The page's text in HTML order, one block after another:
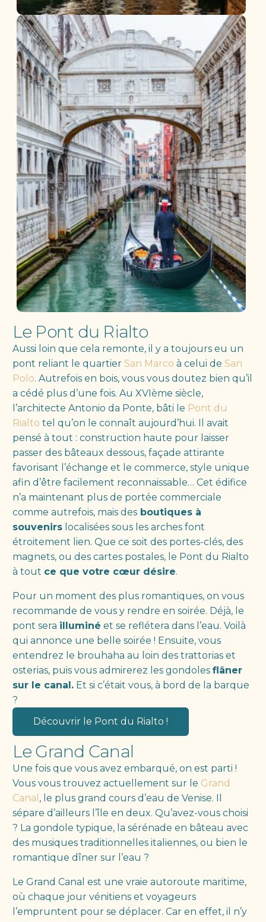
Le Pont du Rialto
Aussi loin que cela remonte, il y a toujours eu un
pont reliant le quartier San Marco à celui de San
Polo. Autrefois en bois, vous vous doutez bien qu’il
a cédé plus d’une fois. Au XVIème siècle,
l’architecte Antonio da Ponte, bâti le Pont du
Rialto tel qu’on le connaît aujourd’hui. Il avait
pensé à tout : construction haute pour laisser
passer des bâteaux dessous, façade attirante
favorisant l’échange et le commerce, style unique
afin d’être facilement reconnaissable… Cet édifice
n’a maintenant plus de portée commerciale
comme autrefois, mais desboutiques à
souvenirslocalisées sous les arches font
étroitement lien. Que ce soit des portes-clés, des
magnets, ou des cartes postales, le Pont du Rialto
à tout ce que votre cœur désire.
Pour un moment des plus romantiques, on vous
recommande de vous y rendre en soirée. Déjà, le
pont sera illuminé et se reflétera dans l’eau. Voilà
qui annonce une belle soirée ! Ensuite, vous
entendrez le brouhaha au loin des trattorias et
osterias, puis vous admirerez les gondoles flâner
sur le canal.Et si c’était vous, à bord de la barque
?
Découvrir le Pont du Rialto !
Le Grand Canal
Une fois que vous avez embarqué, on est parti !
Vous vous trouvez actuellement sur le Grand
Canal , le plus grand cours d’eau de Venise. Il
sépare d’ailleurs l’île en deux. Qu’avez-vous choisi
? La gondole typique, la sérénade en bâteau avec
des musiques traditionnelles italiennes, ou bien le
romantique dîner sur l’eau ?
Le Grand Canal est une vraie autoroute maritime,
où chaque jour vénitiens et voyageurs
l’empruntent pour se déplacer. Car en effet, il n’y